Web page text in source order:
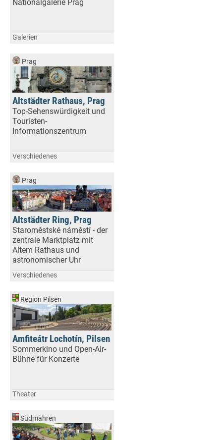
Nationalgalerie Prag
Galerien
Prag
Altstädter Rathaus, Prag
Top-Sehenswürdigkeit und
Touristen-
Informationszentrum
Verschiedenes
Prag
Altstädter Ring, Prag
Staroměstské náměstí - der
zentrale Marktplatz mit
Altem Rathaus und
astronomischer Uhr
Verschiedenes
Region Pilsen
Amfiteátr Lochotín, Pilsen
Sommerkino und Open-Air-
Bühne für Konzerte
Theater
Südmähren